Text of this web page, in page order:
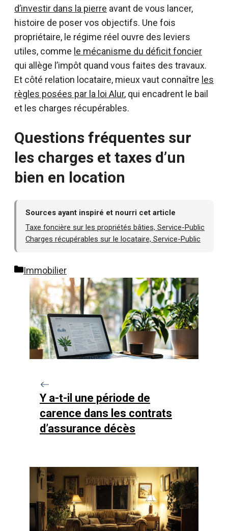
d’investir dans la pierre avant de vous lancer,
histoire de poser vos objectifs. Une fois
propriétaire, le régime réel ouvre des leviers
utiles, comme le mécanisme du déficit foncier
qui allège l’impôt quand vous faites des travaux.
Et côté relation locataire, mieux vaut connaître les
règles posées par la loi Alur, qui encadrent le bail
et les charges récupérables.
Questions fréquentes sur
les charges et taxes d’un
bien en location
Sources ayant inspiré et nourri cet article
Taxe foncière sur les propriétés bâties, Service-Public
Charges récupérables sur le locataire, Service-Public
Catégories
Immobilier
Y a-t-il une période de
carence dans les contrats
d’assurance décès